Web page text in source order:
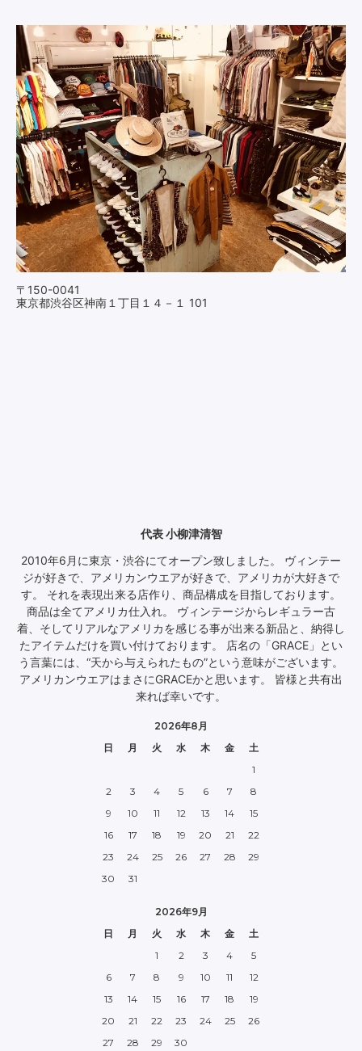
〒150-0041
東京都渋谷区神南１丁目１４－１ 101
代表 小柳津清智
2010年6月に東京・渋谷にてオープン致しました。 ヴィンテー
ジが好きで、アメリカンウエアが好きで、アメリカが大好きで
す。 それを表現出来る店作り、商品構成を目指しております。
商品は全てアメリカ仕入れ。 ヴィンテージからレギュラー古
着、そしてリアルなアメリカを感じる事が出来る新品と、納得し
たアイテムだけを買い付けております。 店名の「GRACE」とい
う言葉には、“天から与えられたもの”という意味がございます。
アメリカンウエアはまさにGRACEかと思います。 皆様と共有出
来れば幸いです。
2026年8月
日
月 火 水 木 金
土
1
2
3 4 5 6 7
8
9
10 11 12 13 14
15
16
17 18 19 20 21
22
23
24 25 26 27 28
29
30
31
2026年9月
日
月 火 水 木 金
土
1
2 3 4
5
6
7 8 9 10 11
12
13
14 15 16 17 18
19
20
21 22 23 24 25
26
27
28 29 30